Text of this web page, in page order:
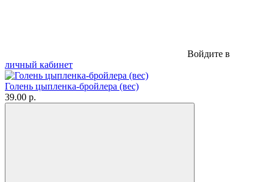
Войдите в
личный кабинет
Голень цыпленка-бройлера (вес)
39.00 р.